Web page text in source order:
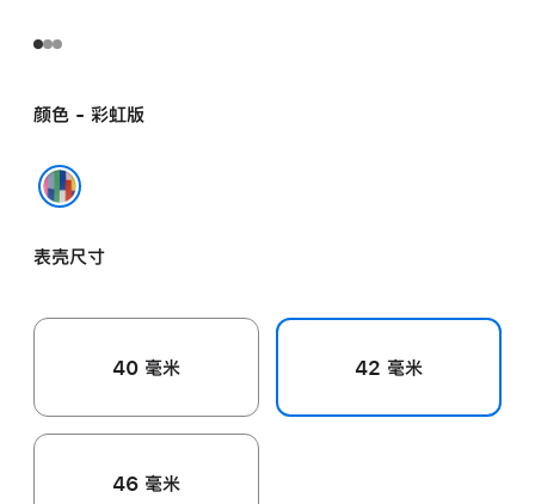
颜色 - 彩虹版
表壳尺寸
40 毫米 42 毫米
46 毫米